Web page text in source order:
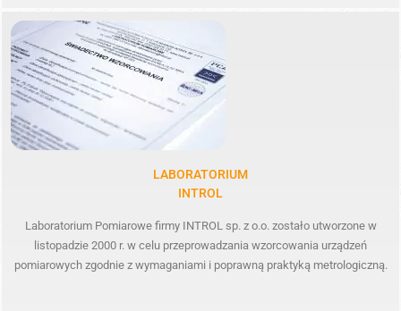
LABORATORIUM
INTROL
Laboratorium Pomiarowe firmy INTROL sp. z o.o. zostało utworzone w
listopadzie 2000 r. w celu przeprowadzania wzorcowania urządzeń
pomiarowych zgodnie z wymaganiami i poprawną praktyką metrologiczną.